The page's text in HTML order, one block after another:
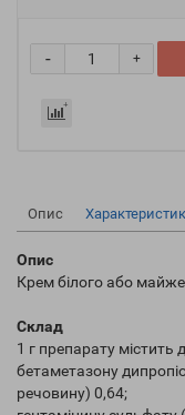
+
-
Опис
Опис
Крем білого або майже
Склад
1 г препарату містить
бетаметазону
речовину) 0,64;